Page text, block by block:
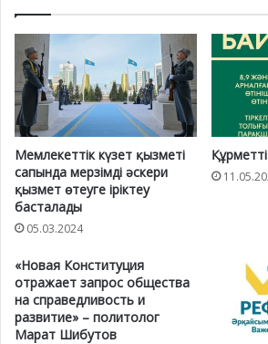
Мемлекеттік күзет қызметі
сапында мерзімді әскери
қызмет өтеуге іріктеу
басталады
05.03.2024
«Новая Конституция
отражает запрос общества
на справедливость и
развитие» – политолог
Марат Шибутов